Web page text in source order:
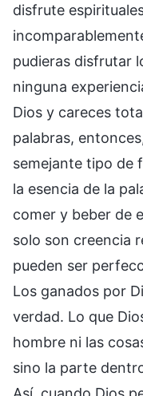
disfrute
pudieras disfrutar
ninguna
Dios y careces
palabras,
semejante tipo de
la esencia de la
comer y beber de
solo son creencia
pueden ser
Los ganados por
verdad. Lo que
hombre ni las
sino la parte